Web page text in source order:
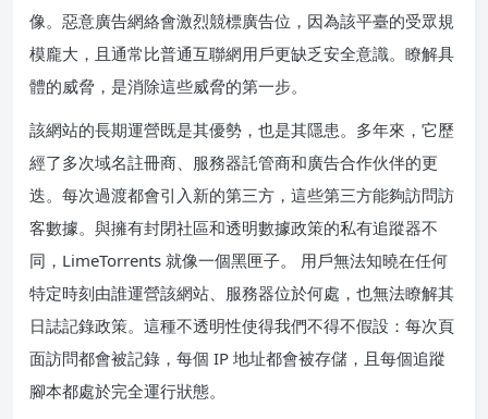
像。惡意廣告網絡會激烈競標廣告位，因為該平臺的受眾規
模龐大，且通常比普通互聯網用戶更缺乏安全意識。瞭解具
體的威脅，是消除這些威脅的第一步。
該網站的長期運營既是其優勢，也是其隱患。多年來，它歷
經了多次域名註冊商、服務器託管商和廣告合作伙伴的更
迭。每次過渡都會引入新的第三方，這些第三方能夠訪問訪
客數據。與擁有封閉社區和透明數據政策的私有追蹤器不
同，LimeTorrents 就像一個黑匣子。 用戶無法知曉在任何
特定時刻由誰運營該網站、服務器位於何處，也無法瞭解其
日誌記錄政策。這種不透明性使得我們不得不假設：每次頁
面訪問都會被記錄，每個 IP 地址都會被存儲，且每個追蹤
腳本都處於完全運行狀態。